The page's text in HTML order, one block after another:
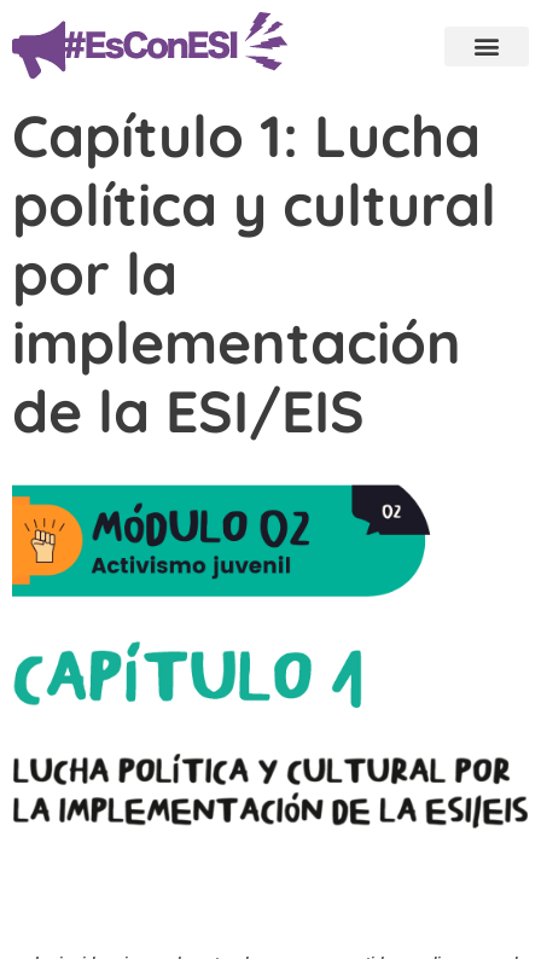
Capítulo 1: Lucha
política y cultural
por la
implementación
de la ESI/EIS